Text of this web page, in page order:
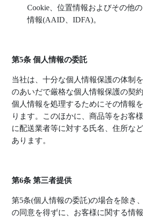
Cookie 、位置情報およびその他
情報(AAID IDFA)。
第5条 個人情報の委託
当社は、十分な個人情報保護の体制
のあいだで厳格な個人情報保護の契
個人情報を処理するためにその情報
ります。このほかに、商品等をお客
に配送業者等に対する氏名、住所な
あります。
第6条 第三者提供
第5条(個人情報の委託)の場合を除き
の同意を得ずに、お客様に関する情